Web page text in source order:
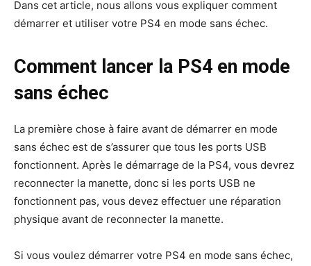
Dans cet article, nous allons vous expliquer comment
démarrer et utiliser votre PS4 en mode sans échec.
Comment lancer la PS4 en mode
sans échec
La première chose à faire avant de démarrer en mode
sans échec est de s’assurer que tous les ports USB
fonctionnent. Après le démarrage de la PS4, vous devrez
reconnecter la manette, donc si les ports USB ne
fonctionnent pas, vous devez effectuer une réparation
physique avant de reconnecter la manette.
Si vous voulez démarrer votre PS4 en mode sans échec,